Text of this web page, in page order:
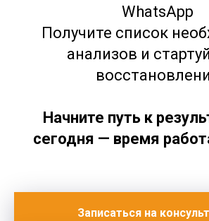
WhatsApp
Получите список
анализов и
Начните путь к
сегодня — время
Записаться на